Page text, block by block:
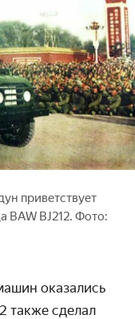
приветствует
BAW BJ212. Фото:
оказались
также сделал